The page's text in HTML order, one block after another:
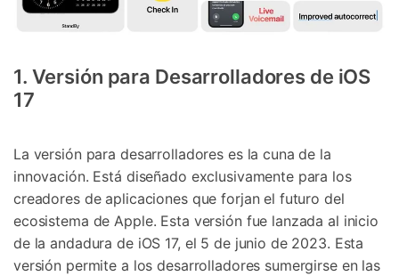
1. Versión para Desarrolladores de iOS
17
La versión para desarrolladores es la cuna de la
innovación. Está diseñado exclusivamente para los
creadores de aplicaciones que forjan el futuro del
ecosistema de Apple. Esta versión fue lanzada al inicio
de la andadura de iOS 17, el 5 de junio de 2023. Esta
versión permite a los desarrolladores sumergirse en las